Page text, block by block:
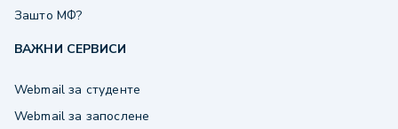
Зашто МФ?
ВАЖНИ СЕРВИСИ
Webmail за студенте
Webmail за запослене